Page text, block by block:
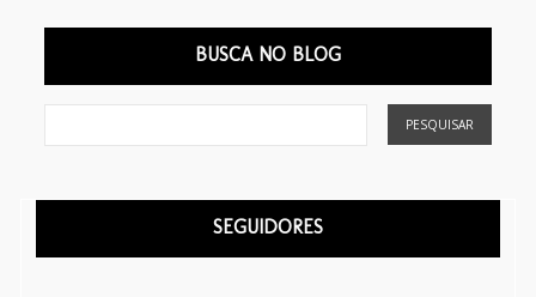
BUSCA NO BLOG
SEGUIDORES